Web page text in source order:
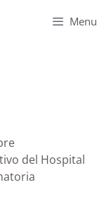
Menu
del Hospital
Estimatoria